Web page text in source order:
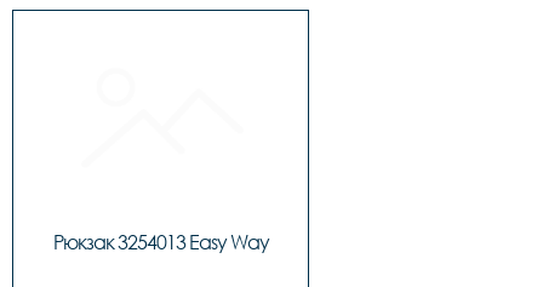
Рюкзак 3254013 Easy Way